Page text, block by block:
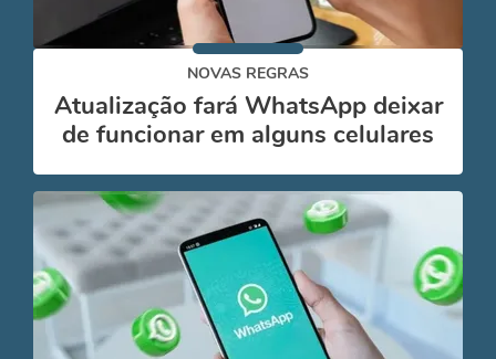
NOVAS REGRAS
Atualização fará WhatsApp deixar
de funcionar em alguns celulares